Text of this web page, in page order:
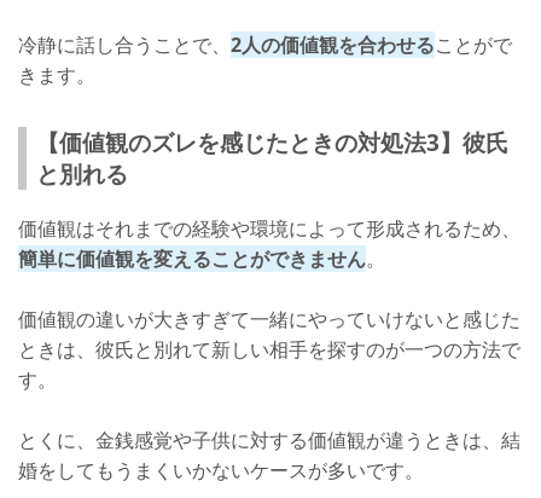
冷静に話し合うことで、 2人の価値観を合わせることがで
きます。
【価値観のズレを感じたときの対処法3】彼氏
と別れる
価値観はそれまでの経験や環境によって形成されるため、
簡単に価値観を変えることができません。
価値観の違いが大きすぎて一緒にやっていけないと感じた
ときは、彼氏と別れて新しい相手を探すのが一つの方法で
す。
とくに、金銭感覚や子供に対する価値観が違うときは、結
婚をしてもうまくいかないケースが多いです。